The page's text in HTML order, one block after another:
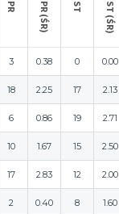
PR PR (ŚR) ST ST (ŚR)
3 0.38 0 0.00
18 2.25 17 2.13
6 0.86 19 2.71
10 1.67 15 2.50
17 2.83 12 2.00
2 0.40 8 1.60